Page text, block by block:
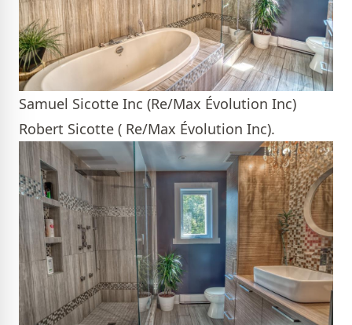
Samuel Sicotte Inc (Re/Max Évolution Inc)
Robert Sicotte ( Re/Max Évolution Inc).